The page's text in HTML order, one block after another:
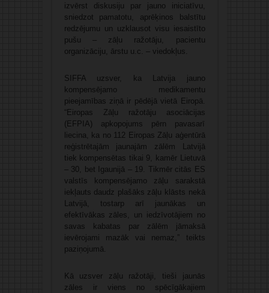
izvērst diskusiju par jauno iniciatīvu,
sniedzot pamatotu, aprēķinos balstītu
redzējumu un uzklausot visu iesaistīto
pušu – zāļu ražotāju, pacientu
organizāciju, ārstu u.c. – viedokļus.
SIFFA uzsver, ka Latvija jauno
kompensējamo medikamentu
pieejamības ziņā ir pēdējā vietā Eiropā.
“Eiropas Zāļu ražotāju asociācijas
(EFPIA) apkopojums pērn pavasarī
liecina, ka no 112 Eiropas Zāļu aģentūrā
reģistrētajām jaunajām zālēm Latvijā
tiek kompensētas tikai 9, kamēr Lietuvā
– 30, bet Igaunijā – 19. Tikmēr citās ES
valstīs kompensējamo zāļu sarakstā
iekļauts daudz plašāks zāļu klāsts nekā
Latvijā, tostarp arī jaunākas un
efektīvākas zāles, un iedzīvotājiem no
savas kabatas par zālēm jāmaksā
ievērojami mazāk vai nemaz,” teikts
paziņojumā.
Kā uzsver zāļu ražotāji, tieši jaunās
zāles ir viens no spēcīgākajiem